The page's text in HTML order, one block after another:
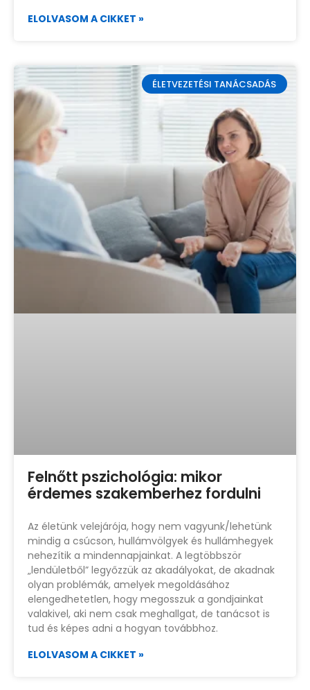
ELOLVASOM A CIKKET »
ÉLETVEZETÉSI TANÁCSADÁS
Felnőtt pszichológia: mikor
érdemes szakemberhez fordulni
Az életünk velejárója, hogy nem vagyunk/lehetünk
mindig a csúcson, hullámvölgyek és hullámhegyek
nehezítik a mindennapjainkat. A legtöbbször
„lendületből” legyőzzük az akadályokat, de akadnak
olyan problémák, amelyek megoldásához
elengedhetetlen, hogy megosszuk a gondjainkat
valakivel, aki nem csak meghallgat, de tanácsot is
tud és képes adni a hogyan továbbhoz.
ELOLVASOM A CIKKET »